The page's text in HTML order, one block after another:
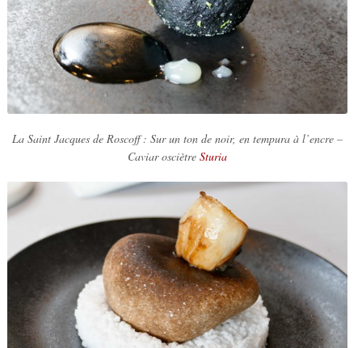
La Saint Jacques de Roscoff : Sur un ton de noir, en tempura à l’encre –
Caviar osciètre Sturia